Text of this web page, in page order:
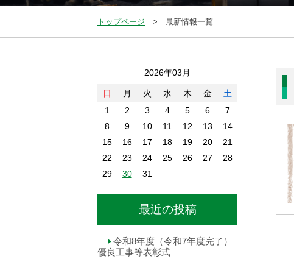
トップページ 最新情報一覧
2026年03月
日 月 火 水 木 金
土
1
2 3 4 5 6
7
8
9 10 11 12 13
14
15
16 17 18 19 20
21
22
23 24 25 26 27
28
29
30 31
最近の投稿
令和8年度（令和7年度完了）
優良工事等表彰式